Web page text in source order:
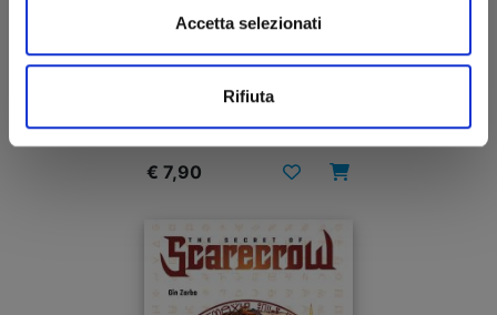
Accetta selezionati
Rifiuta
€ 7,90